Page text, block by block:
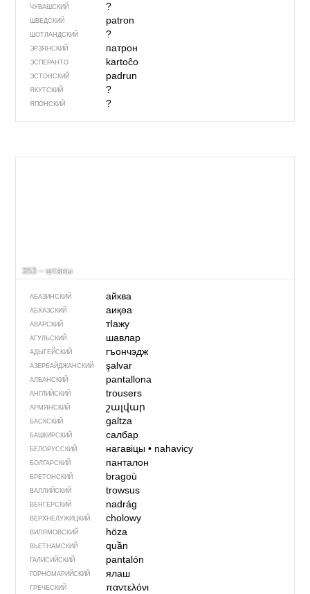
ЧУВАШСКИЙ ?
ШВЕДСКИЙ patron
ШОТЛАНДСКИЙ ?
ЭРЗЯНСКИЙ патрон
ЭСПЕРАНТО kartoĉo
ЭСТОНСКИЙ padrun
ЯКУТСКИЙ ?
ЯПОНСКИЙ ?
353 – штаны
АБАЗИНСКИЙ айква
АБХАЗСКИЙ аиқәа
АВАРСКИЙ тIажу
АГУЛЬСКИЙ шавлар
АДЫГЕЙСКИЙ гъончэдж
АЗЕРБАЙДЖАН­СКИЙ şalvar
АЛБАНСКИЙ pantallona
АНГЛИЙСКИЙ trousers
АРМЯНСКИЙ շալվար
БАСКСКИЙ galtza
БАШКИРСКИЙ салбар
БЕЛОРУССКИЙ нагавіцы• nahavicy
БОЛГАРСКИЙ панталон
БРЕТОНСКИЙ bragoù
ВАЛЛИЙСКИЙ trowsus
ВЕНГЕРСКИЙ nadrág
ВЕРХНЕЛУЖИЦКИЙ cholowy
ВИЛЯМОВСКИЙ höza
ВЬЕТНАМСКИЙ quần
ГАЛИСИЙСКИЙ pantalón
ГОРНОМАРИЙСКИЙ ялаш
ГРЕЧЕСКИЙ παντελόνι